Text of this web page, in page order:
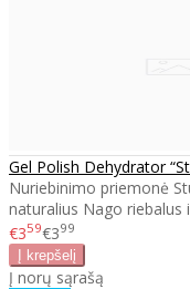
Gel Polish Dehydrator
Nuriebinimo priemonė
naturalius Nago riebalus
€359€399
Į norų sąrašą